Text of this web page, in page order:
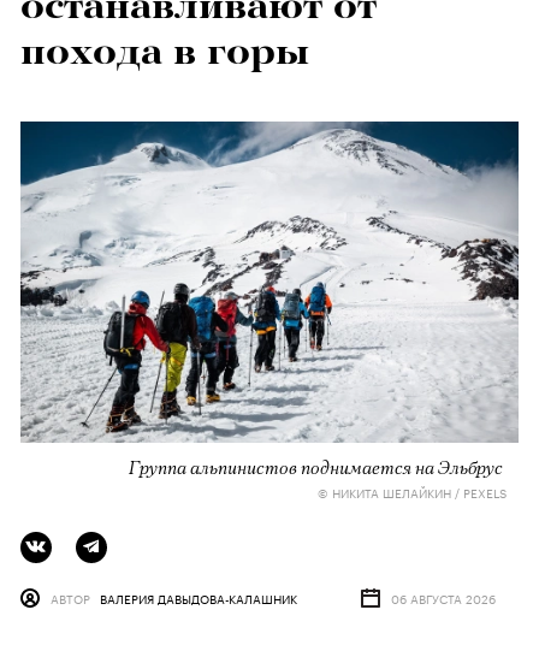
похода в горы
Группа альпинистов поднимается на Эльбрус
© НИКИТА ШЕЛАЙКИН / PEXELS
АВТОР ВАЛЕРИЯ ДАВЫДОВА-КАЛАШНИК 06 АВГУСТА 2026